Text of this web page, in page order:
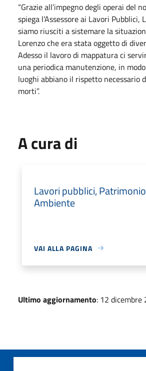
“Grazie all’impegno degli operai del
spiega l’Assessore ai Lavori Pubblici,
siamo riusciti a sistemare la
Lorenzo che era stata oggetto di
Adesso il lavoro di mappatura ci
una periodica manutenzione, in
luoghi abbiano il rispetto necessario
morti”.
A cura di
Lavori pubblici,
Ambiente
VAI ALLA PAGINA
Ultimo aggiornamento: 12